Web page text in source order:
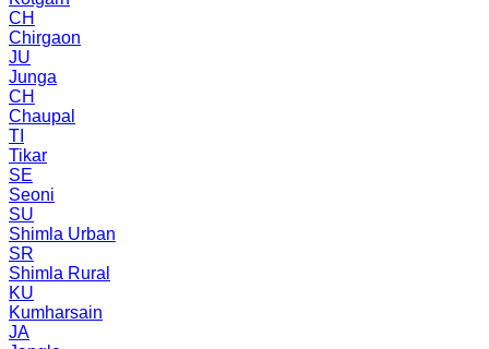
CH
Chirgaon
JU
Junga
CH
Chaupal
TI
Tikar
SE
Seoni
SU
Shimla Urban
SR
Shimla Rural
KU
Kumharsain
JA